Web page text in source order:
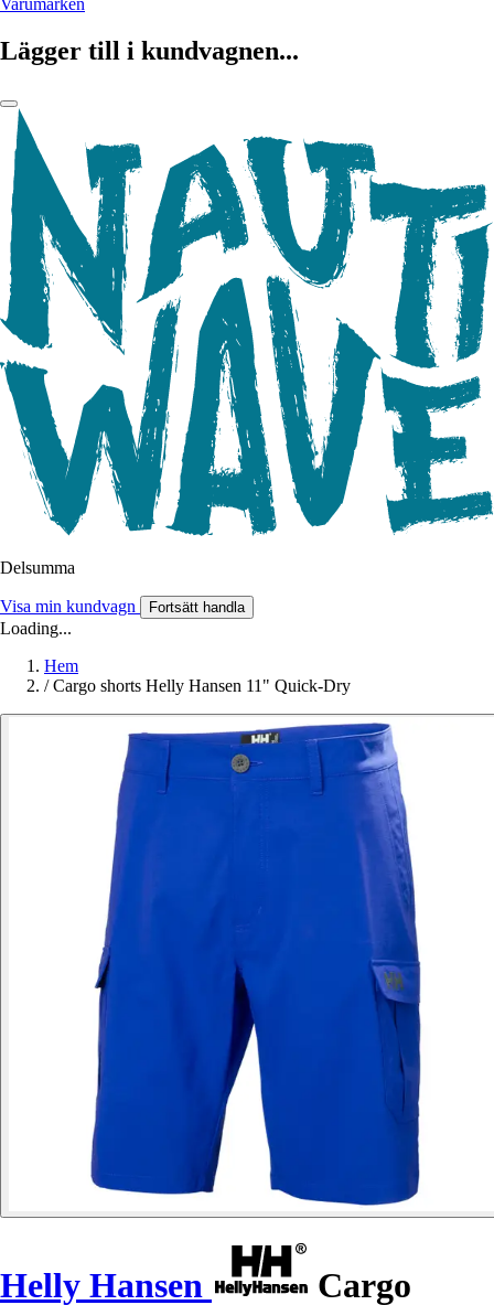
Lägger till i kundvagnen...
Delsumma
Visa min kundvagn Fortsätt handla
Loading...
Hem
/ Cargo shorts Helly Hansen 11" Quick-Dry
Helly Hansen
Cargo